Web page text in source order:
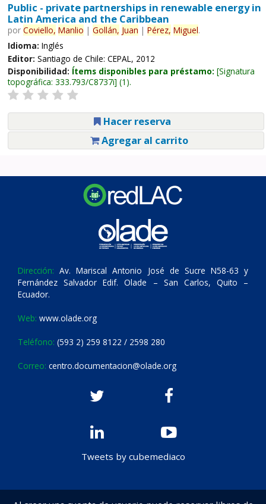
Public - private partnerships in renewable energy in
Latin America and the Caribbean
por Coviello, Manlio | Gollán, Juan | Pérez, Miguel.
Idioma: Inglés
Editor: Santiago de Chile: CEPAL, 2012
Disponibilidad: Ítems disponibles para préstamo: Signatura
topográfica: 333.793/C8737i (1).
Hacer reserva
Agregar al carrito
Dirección: Av. Mariscal Antonio José de Sucre N58-63 y
Fernández Salvador Edif. Olade – San Carlos, Quito –
Ecuador.
Web: www.olade.org
Teléfono: (593 2) 259 8122 / 2598 280
Correo: centro.documentacion@olade.org
Tweets by cubemediaco